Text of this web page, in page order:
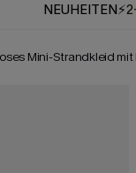
NEUHEITEN
Mini-Strandkleid mit